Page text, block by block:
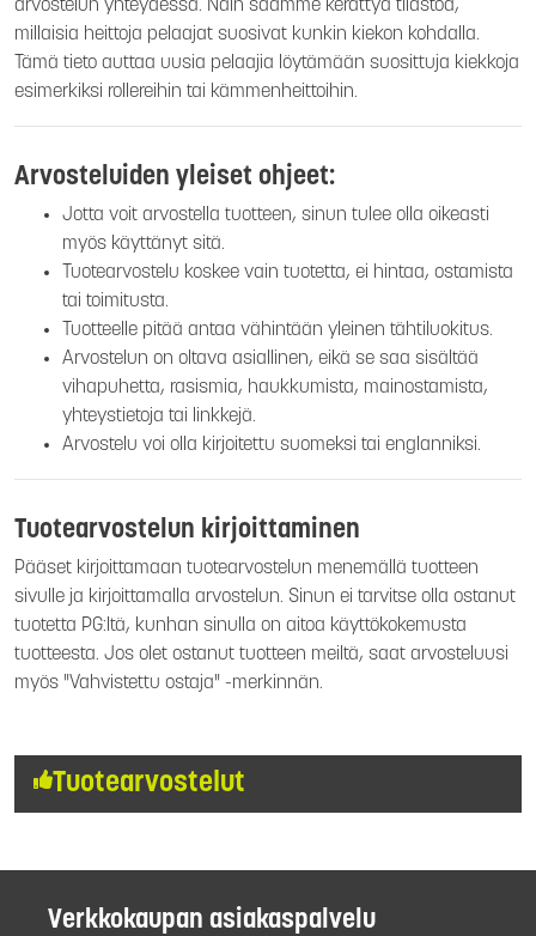
arvostelun yhteydessä. Näin saamme kerättyä tilastoa,
millaisia heittoja pelaajat suosivat kunkin kiekon kohdalla.
Tämä tieto auttaa uusia pelaajia löytämään suosittuja kiekkoja
esimerkiksi rollereihin tai kämmenheittoihin.
Arvosteluiden yleiset ohjeet:
Jotta voit arvostella tuotteen, sinun tulee olla oikeasti
myös käyttänyt sitä.
Tuotearvostelu koskee vain tuotetta, ei hintaa, ostamista
tai toimitusta.
Tuotteelle pitää antaa vähintään yleinen tähtiluokitus.
Arvostelun on oltava asiallinen, eikä se saa sisältää
vihapuhetta, rasismia, haukkumista, mainostamista,
yhteystietoja tai linkkejä.
Arvostelu voi olla kirjoitettu suomeksi tai englanniksi.
Tuotearvostelun kirjoittaminen
Pääset kirjoittamaan tuotearvostelun menemällä tuotteen
sivulle ja kirjoittamalla arvostelun. Sinun ei tarvitse olla ostanut
tuotetta PG:ltä, kunhan sinulla on aitoa käyttökokemusta
tuotteesta. Jos olet ostanut tuotteen meiltä, saat arvosteluusi
myös "Vahvistettu ostaja" -merkinnän.
Tuotearvostelut
Verkkokaupan asiakaspalvelu